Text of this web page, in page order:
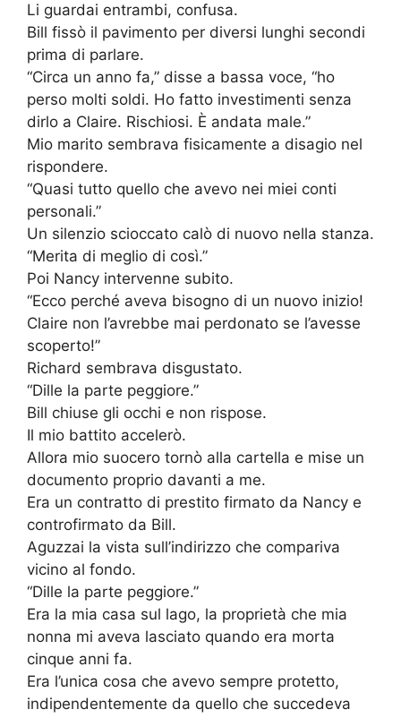
Li guardai entrambi, confusa.
Bill fissò il pavimento per diversi lunghi secondi
prima di parlare.
“Circa un anno fa,” disse a bassa voce, “ho
perso molti soldi. Ho fatto investimenti senza
dirlo a Claire. Rischiosi. È andata male.”
Mio marito sembrava fisicamente a disagio nel
rispondere.
“Quasi tutto quello che avevo nei miei conti
personali.”
Un silenzio scioccato calò di nuovo nella stanza.
“Merita di meglio di così.”
Poi Nancy intervenne subito.
“Ecco perché aveva bisogno di un nuovo inizio!
Claire non l’avrebbe mai perdonato se l’avesse
scoperto!”
Richard sembrava disgustato.
“Dille la parte peggiore.”
Bill chiuse gli occhi e non rispose.
Il mio battito accelerò.
Allora mio suocero tornò alla cartella e mise un
documento proprio davanti a me.
Era un contratto di prestito firmato da Nancy e
controfirmato da Bill.
Aguzzai la vista sull’indirizzo che compariva
vicino al fondo.
“Dille la parte peggiore.”
Era la mia casa sul lago, la proprietà che mia
nonna mi aveva lasciato quando era morta
cinque anni fa.
Era l’unica cosa che avevo sempre protetto,
indipendentemente da quello che succedeva